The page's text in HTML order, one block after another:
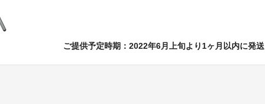
ご提供予定時期：2022年6月上旬より1ヶ月以内に発送